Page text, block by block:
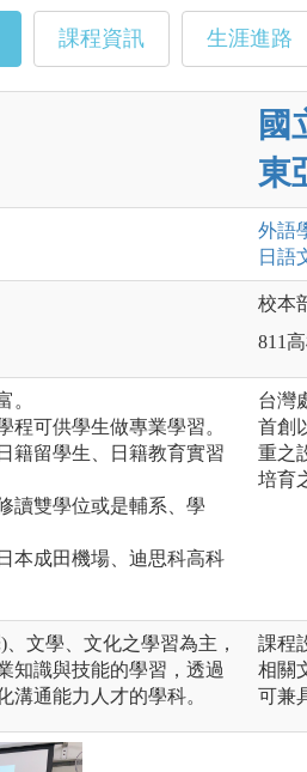
課程資訊 生涯進路
國
東
外語
日語
校本
811
。
程可供學生做專業學習。
籍留學生、日籍教育實習
讀雙學位或是輔系、學
本成田機場、迪思科高科
台灣
首創
重之
培育
文學、文化之學習為主，
知識與技能的學習，透過
溝通能力人才的學科。
課程
相關
可兼